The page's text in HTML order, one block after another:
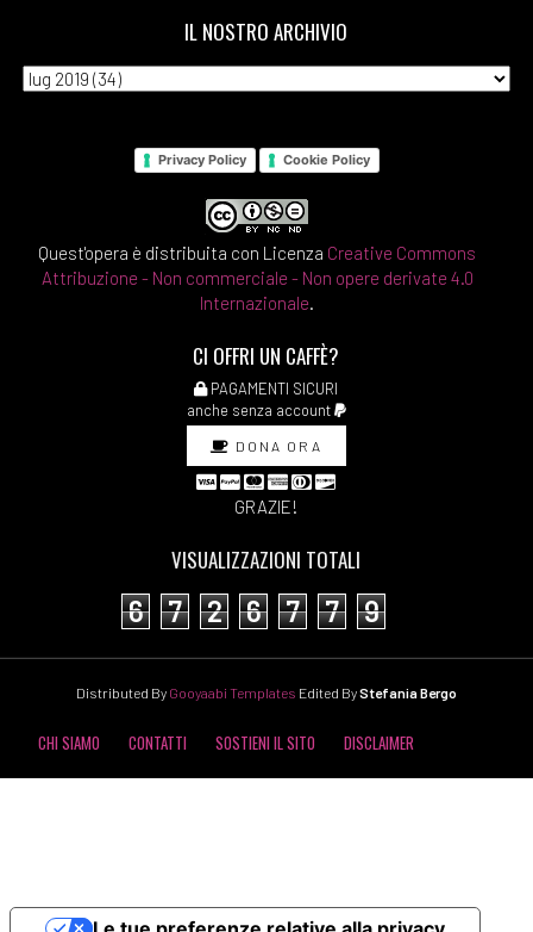
IL NOSTRO ARCHIVIO
Privacy Policy Cookie Policy
Quest'opera è distribuita con Licenza Creative Commons
Attribuzione - Non commerciale - Non opere derivate 4.0
Internazionale.
CI OFFRI UN CAFFÈ?
PAGAMENTI SICURI
anche senza account
DONA ORA
GRAZIE!
VISUALIZZAZIONI TOTALI
6 7 2 6 7 7 9
Distributed By Gooyaabi Templates Edited ByStefania Bergo
CHI SIAMO CONTATTI SOSTIENI IL SITO DISCLAIMER